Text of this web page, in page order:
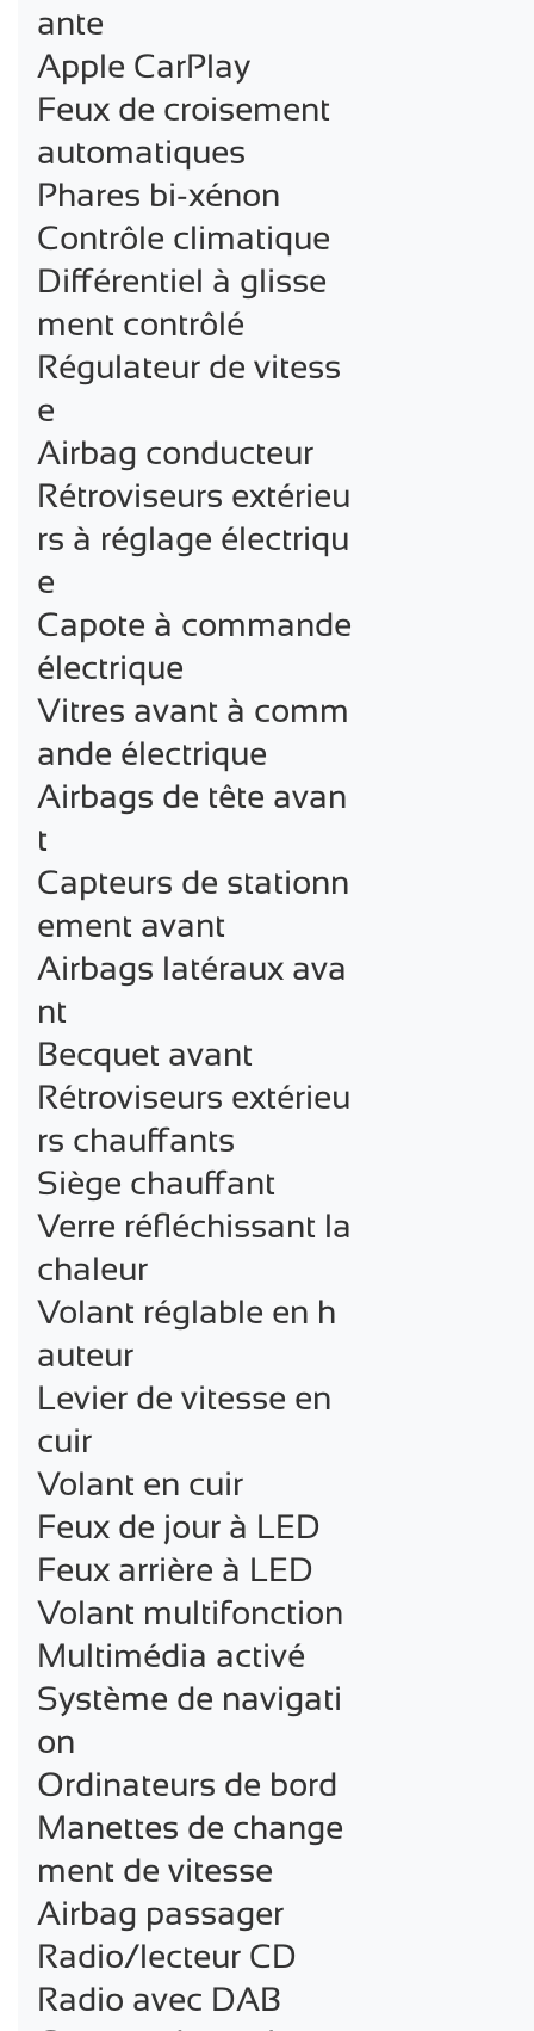
ante
Apple CarPlay
Feux de croisement
automatiques
Phares bi-xénon
Contrôle climatique
Différentiel à glisse
ment contrôlé
Régulateur de vitess
e
Airbag conducteur
Rétroviseurs extérieu
rs à réglage électriqu
e
Capote à commande
électrique
Vitres avant à comm
ande électrique
Airbags de tête avan
t
Capteurs de stationn
ement avant
Airbags latéraux ava
nt
Becquet avant
Rétroviseurs extérieu
rs chauffants
Siège chauffant
Verre réfléchissant la
chaleur
Volant réglable en h
auteur
Levier de vitesse en
cuir
Volant en cuir
Feux de jour à LED
Feux arrière à LED
Volant multifonction
Multimédia activé
Système de navigati
on
Ordinateurs de bord
Manettes de change
ment de vitesse
Airbag passager
Radio/lecteur CD
Radio avec DAB